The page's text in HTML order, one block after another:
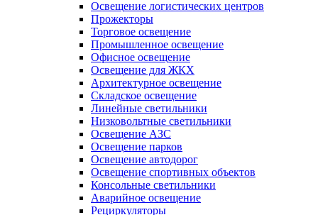
Освещение логистических центров
Прожекторы
Торговое освещение
Промышленное освещение
Офисное освещение
Освещение для ЖКХ
Архитектурное освещение
Складское освещение
Линейные светильники
Низковольтные светильники
Освещение АЗС
Освещение парков
Освещение автодорог
Освещение спортивных объектов
Консольные светильники
Аварийное освещение
Рециркуляторы